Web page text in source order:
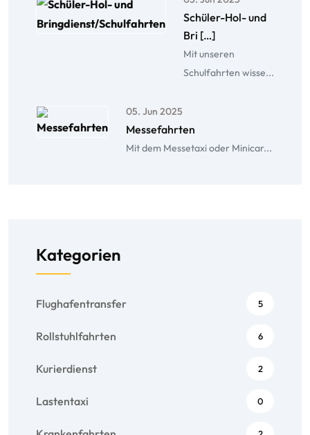
Schüler-Hol- und
Bri […]
Mit unseren
Schulfahrten wisse...
05. Jun 2025
Messefahrten
Mit dem Messetaxi oder Minicar...
Kategorien
Flughafentransfer 5
Rollstuhlfahrten 6
Kurierdienst 2
Lastentaxi 0